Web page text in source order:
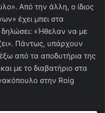
Από την άλλη, ο ίδιος
έχει μπει στα
δηλώσει: «Ήθελαν να με
Πάντως, υπάρχουν
από τα αποδυτήρια της
με το διαβατήριο στα
στην Roig